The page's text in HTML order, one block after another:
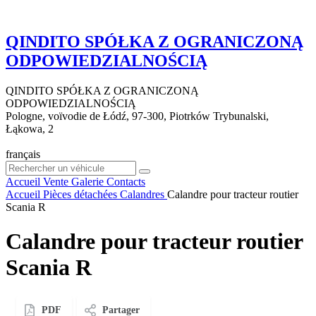
QINDITO SPÓŁKA Z OGRANICZONĄ
ODPOWIEDZIALNOŚCIĄ
QINDITO SPÓŁKA Z OGRANICZONĄ
ODPOWIEDZIALNOŚCIĄ
Pologne, voïvodie de Łódź, 97-300, Piotrków Trybunalski,
Łąkowa, 2
français
Accueil Vente Galerie Contacts
Accueil Pièces détachées Calandres Calandre pour tracteur routier
Scania R
Calandre pour tracteur routier
Scania R
PDF Partager